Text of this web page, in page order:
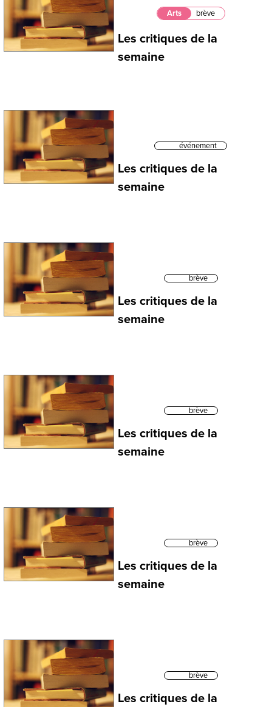
Arts brève
Les critiques de la
semaine
événement
Les critiques de la
semaine
brève
Les critiques de la
semaine
brève
Les critiques de la
semaine
brève
Les critiques de la
semaine
brève
Les critiques de la